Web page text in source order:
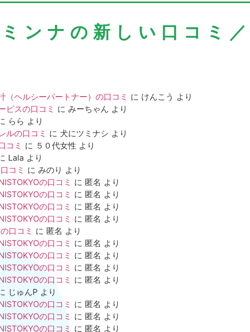
ンナの新しい口コミ／
（ヘルシーパートナー）の口コミ に けんこう より
ビスの口コミ に みーちゃん より
らら より
ルの口コミ に 犬にツミナシ より
コミ に ５０代女性 より
Lala より
コミ に みのり より
の口コミ に 匿名 より
の口コミ に 匿名 より
の口コミ に 匿名 より
の口コミ に 匿名 より
口コミ に 匿名 より
の口コミ に 匿名 より
の口コミ に 匿名 より
の口コミ に 匿名 より
の口コミ に 匿名 より
じゅんP より
の口コミ に 匿名 より
の口コミ に 匿名 より
の口コミ に 匿名 より